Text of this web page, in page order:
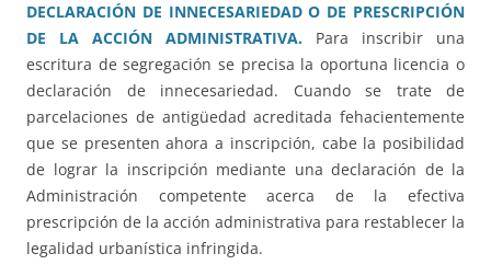
DECLARACIÓN DE INNECESARIEDAD O DE PRESCRIPCIÓN
DE LA ACCIÓN ADMINISTRATIVA. Para inscribir una
escritura de segregación se precisa la oportuna licencia o
declaración de innecesariedad. Cuando se trate de
parcelaciones de antigüedad acreditada fehacientemente
que se presenten ahora a inscripción, cabe la posibilidad
de lograr la inscripción mediante una declaración de la
Administración competente acerca de la efectiva
prescripción de la acción administrativa para restablecer la
legalidad urbanística infringida.